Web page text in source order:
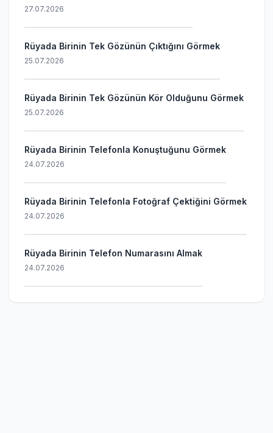
27.07.2026
Rüyada Birinin Tek Gözünün Çıktığını Görmek
25.07.2026
Rüyada Birinin Tek Gözünün Kör Olduğunu Görmek
25.07.2026
Rüyada Birinin Telefonla Konuştuğunu Görmek
24.07.2026
Rüyada Birinin Telefonla Fotoğraf Çektiğini Görmek
24.07.2026
Rüyada Birinin Telefon Numarasını Almak
24.07.2026